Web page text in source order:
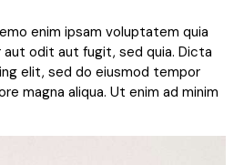
enim ipsam voluptatem quia
odit aut fugit, sed quia. Dicta
elit, sed do eiusmod tempor
magna aliqua. Ut enim ad minim